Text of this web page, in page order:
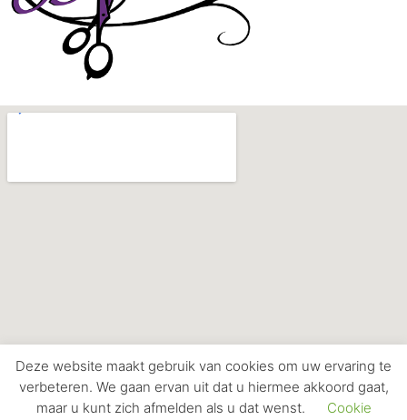
Copyright © 2026 Bij Monique
Deze website maakt gebruik van cookies om uw ervaring te
verbeteren. We gaan ervan uit dat u hiermee akkoord gaat,
maar u kunt zich afmelden als u dat wenst.
Cookie